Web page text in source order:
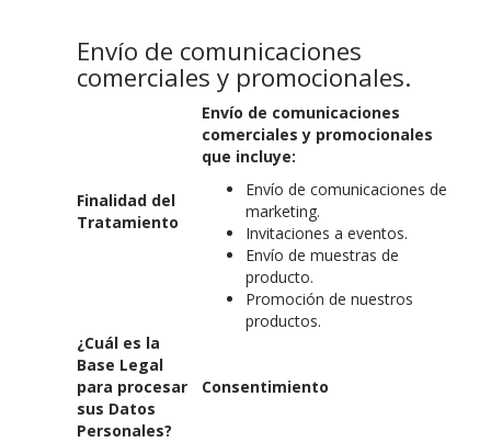
Envío de comunicaciones
comerciales y promocionales.
Finalidad del
Tratamiento
Envío de comunicaciones
comerciales y promocionales
que incluye:
Envío de comunicaciones de
marketing.
Invitaciones a eventos.
Envío de muestras de
producto.
Promoción de nuestros
productos.
¿Cuál es la
Base Legal
para procesar
sus Datos
Personales?
Consentimiento